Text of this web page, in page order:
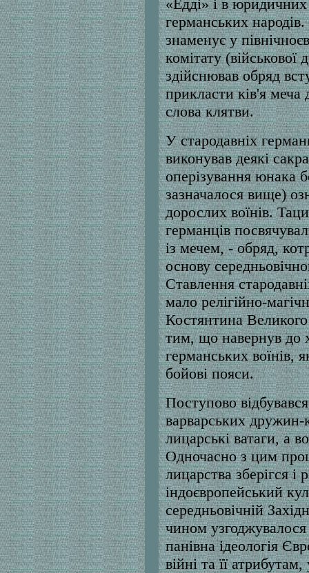
«Едді» і в
германських
знаменує у
комітату
здійснював обряд
прикласти ків'я
слова клятви.
У стародавніх
виконував деякі
оперізування юнака
зазначалося вище)
дорослих воїнів.
германців
із мечем, - обряд,
основу
Ставлення
мало релігійно-
Костянтина
тим, що навернув до
германських воїнів,
бойові пояси.
Поступово
варварських дружин-
лицарські ватаги, а
Одночасно з цим
лицарства зберігся і
індоєвропейський
середньовічній
чином узгоджувалося
панівна ідеологія
війні та її